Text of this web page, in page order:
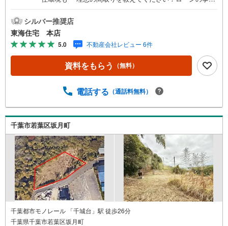
しょう！
シルバー推奨店
東海住宅 本店
5.0 不動産会社レビュー 6件
資料をもらう （無料）
電話する （通話料無料）
千葉市若葉区坂月町
千葉都市モノレール 「千城台」駅 徒歩26分
千葉県千葉市若葉区坂月町